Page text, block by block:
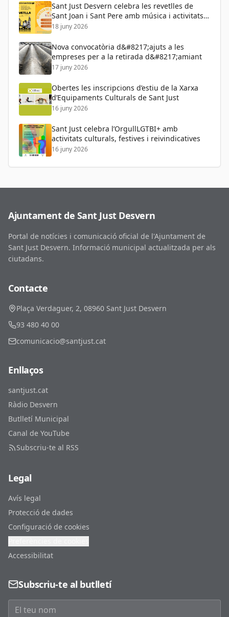
Sant Just Desvern celebra les revetlles de
Sant Joan i Sant Pere amb música i activitats
per a tots els públics
18 juny 2026
Nova convocatòria d&#8217;ajuts a les
empreses per a la retirada d&#8217;amiant
17 juny 2026
Obertes les inscripcions d’estiu de la Xarxa
d’Equipaments Culturals de Sant Just
16 juny 2026
Sant Just celebra l’OrgullLGTBI+ amb
activitats culturals, festives i reivindicatives
16 juny 2026
Ajuntament de Sant Just Desvern
Portal de notícies i comunicació oficial de l'Ajuntament de
Sant Just Desvern. Informació municipal actualitzada per als
ciutadans.
Contacte
Plaça Verdaguer, 2, 08960 Sant Just Desvern
93 480 40 00
comunicacio@santjust.cat
Enllaços
santjust.cat
Ràdio Desvern
Butlletí Municipal
Canal de YouTube
Subscriu-te al RSS
Legal
Avís legal
Protecció de dades
Configuració de cookies
Accessibilitat
Subscriu-te al butlletí